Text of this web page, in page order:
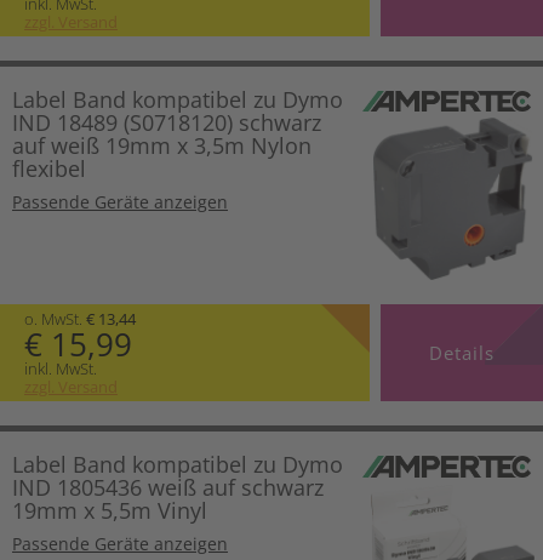
zzgl. Versand
Label Band kompatibel zu Dymo
IND 18489 (S0718120) schwarz
auf weiß 19mm x 3,5m Nylon
flexibel
Passende Geräte anzeigen
o. MwSt. € 13,44
€ 15,99
inkl. MwSt.
zzgl. Versand
Details
Label Band kompatibel zu Dymo
IND 1805436 weiß auf schwarz
19mm x 5,5m Vinyl
Passende Geräte anzeigen